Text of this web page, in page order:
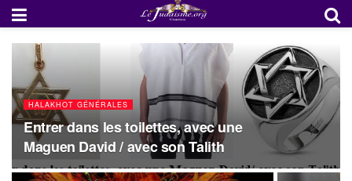
HALAKHOT GÉNÉRALES
Entrer dans les toilettes, avec une
Maguen David / avec son Talith